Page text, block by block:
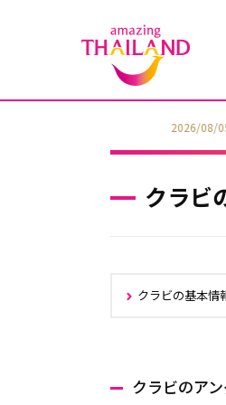
【テレ
クラビ
クラビの基本情
クラビのア